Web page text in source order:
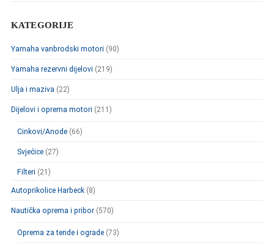
KATEGORIJE
Yamaha vanbrodski motori (90)
Yamaha rezervni dijelovi (219)
Ulja i maziva (22)
Dijelovi i oprema motori (211)
Cinkovi/Anode (66)
Svjećice (27)
Filteri (21)
Autoprikolice Harbeck (8)
Nautička oprema i pribor (570)
Oprema za tende i ograde (73)